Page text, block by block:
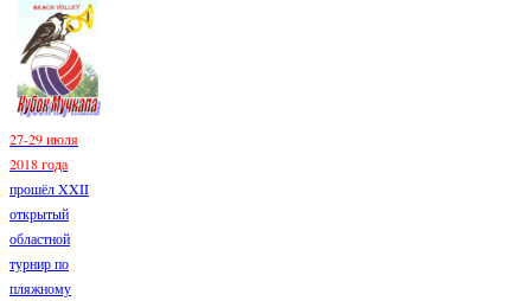
27-29 июля
2018 года
прошёл XXII
открытый
областной
турнир по
пляжному